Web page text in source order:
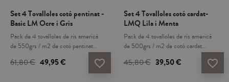
favorite_border
Set 4 Tovalloles cotó pentinat -
Basic LM Ocre i Gris
Pack de 4 tovalloles de ris americà
de 550grs / m2 de cotó pentinat
tovalloles de lavabo de 50x100cm i 2
tovalloles de dutxa de 70x140cm en
61,80 € 49,95 € favorite_border
Set 4 Tovalloles cotó cardat-
LMQ Lila i Menta
Pack de 4 tovalloles de ris americà
de 500grs / m2 de cotó cardat
tovalloles de lavabo de 50x100cm i 2
tovalloles de dutxa de 70x140cm, en
45,80 € 39,50 €